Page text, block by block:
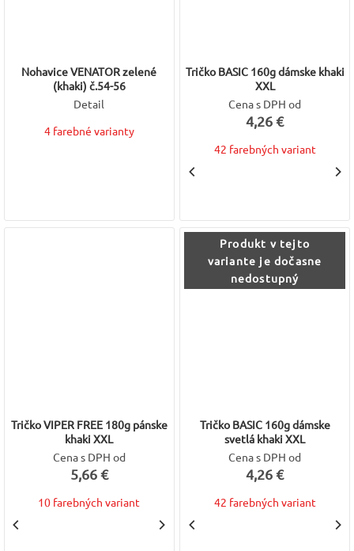
Nohavice VENATOR zelené
(khaki) č.54-56
Detail
4 farebné varianty
Tričko BASIC 160g dámske khaki
XXL
Cena s DPH od
4,26 €
42 farebných variant
Tričko VIPER FREE 180g pánske
khaki XXL
Cena s DPH od
5,66 €
10 farebných variant
Produkt v tejto
variante je dočasne
nedostupný
Tričko BASIC 160g dámske
svetlá khaki XXL
Cena s DPH od
4,26 €
42 farebných variant